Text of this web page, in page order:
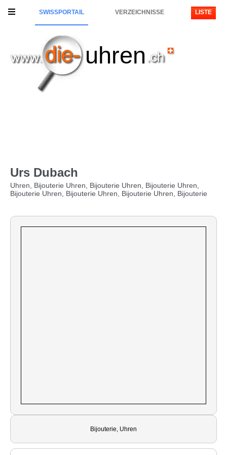
SWISSPORTAIL VERZEICHNISSE LISTE
uhren
Urs Dubach
Uhren, Bijouterie Uhren, Bijouterie Uhren, Bijouterie Uhren,
Bijouterie Uhren, Bijouterie Uhren, Bijouterie Uhren, Bijouterie
Bijouterie, Uhren